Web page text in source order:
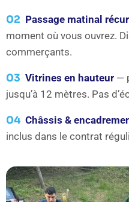
02 Passage matinal
moment où vous ouvrez.
commerçants.
03 Vitrines en hauteur —
jusqu’à 12 mètres. Pas
04 Châssis &
inclus dans le contrat